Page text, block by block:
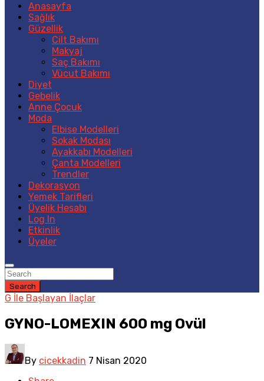
Anasayfa
Sağlık
Güzellik
Cilt Bakımı
Makyaj
Saç Bakımı
Vücut Bakımı
Diyet
Gebelik
Anne Çocuk
Moda
Elbise Modelleri
Sokak Modası
Ayakkabı Modelleri
Çanta Modelleri
Trendler
Dekorasyon
Yemek Tarifleri
Üyelik Hesabı
Log In
Etkinlik
Üyeler
Search
G İle Başlayan İlaçlar
GYNO-LOMEXIN 600 mg Ovül
By cicekkadin 7 Nisan 2020